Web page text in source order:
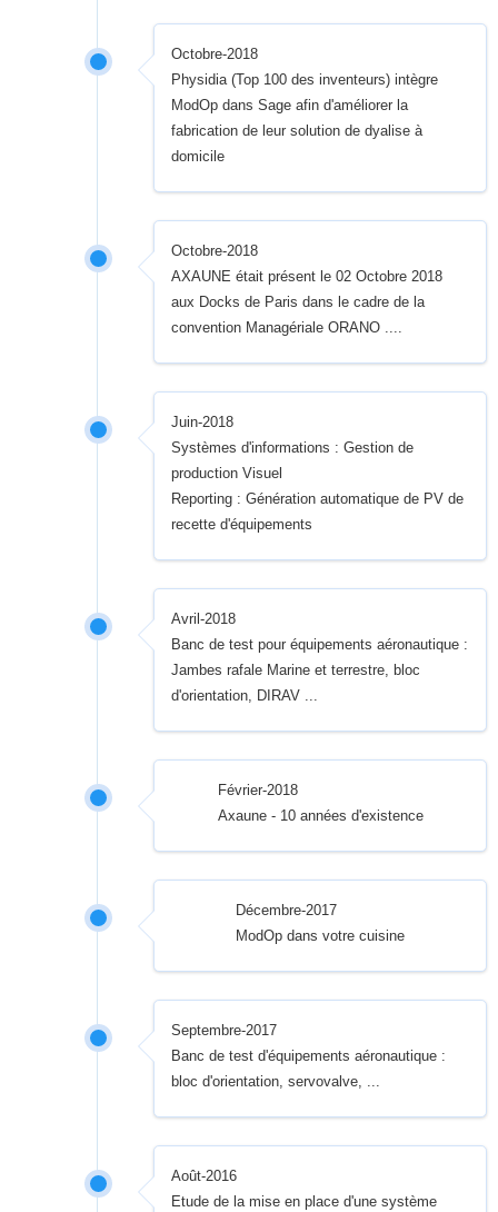
Octobre-2018
Physidia (Top 100 des inventeurs) intègre
ModOp dans Sage afin d'améliorer la
fabrication de leur solution de dyalise à
domicile
Octobre-2018
AXAUNE était présent le 02 Octobre 2018
aux Docks de Paris dans le cadre de la
convention Managériale ORANO ....
Juin-2018
Systèmes d'informations : Gestion de
production Visuel
Reporting : Génération automatique de PV de
recette d'équipements
Avril-2018
Banc de test pour équipements aéronautique :
Jambes rafale Marine et terrestre, bloc
d'orientation, DIRAV ...
Février-2018
Axaune - 10 années d'existence
Décembre-2017
ModOp dans votre cuisine
Septembre-2017
Banc de test d'équipements aéronautique :
bloc d'orientation, servovalve, ...
Août-2016
Etude de la mise en place d'une système